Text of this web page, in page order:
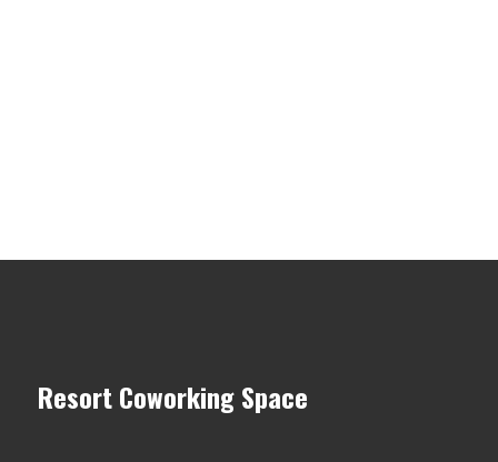
Resort Coworking Space